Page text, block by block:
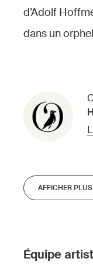
d’Adolf
dans un
AFFICHER PLUS
Équipe